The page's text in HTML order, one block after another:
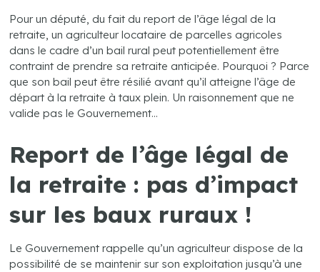
Pour un député, du fait du report de l’âge légal de la
retraite, un agriculteur locataire de parcelles agricoles
dans le cadre d’un bail rural peut potentiellement être
contraint de prendre sa retraite anticipée. Pourquoi ? Parce
que son bail peut être résilié avant qu’il atteigne l’âge de
départ à la retraite à taux plein. Un raisonnement que ne
valide pas le Gouvernement…
Report de l’âge légal de
la retraite : pas d’impact
sur les baux ruraux !
Le Gouvernement rappelle qu’un agriculteur dispose de la
possibilité de se maintenir sur son exploitation jusqu’à une